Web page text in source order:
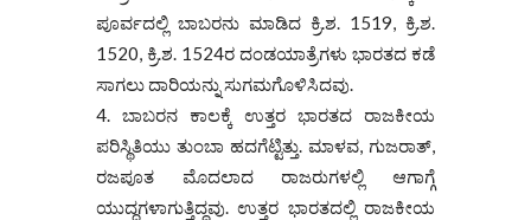
ಪೂರ್ವದಲ್ಲಿ ಬಾಬರನು ಮಾಡಿದ ಕ್ರಿ.ಶ. 1519, ಕ್ರಿ.ಶ.
1520, ಕ್ರಿ.ಶ. 1524ರ ದಂಡಯಾತ್ರೆಗಳು ಭಾರತದ ಕಡೆ
ಸಾಗಲು ದಾರಿಯನ್ನು ಸುಗಮಗೊಳಿಸಿದವು.
ಬಾಬರನ ಕಾಲಕ್ಕೆ ಉತ್ತರ ಭಾರತದ ರಾಜಕೀಯ
ಪರಿಸ್ಥಿತಿಯು ತುಂಬಾ ಹದಗೆಟ್ಟಿತ್ತು. ಮಾಳವ, ಗುಜರಾತ್,
ರಜಪೂತ ಮೊದಲಾದ ರಾಜರುಗಳಲ್ಲಿ ಆಗಾಗ್ಗೆ
ಯುದ್ಧಗಳಾಗುತ್ತಿದ್ದವು. ಉತ್ತರ ಭಾರತದಲ್ಲಿ ರಾಜಕೀಯ